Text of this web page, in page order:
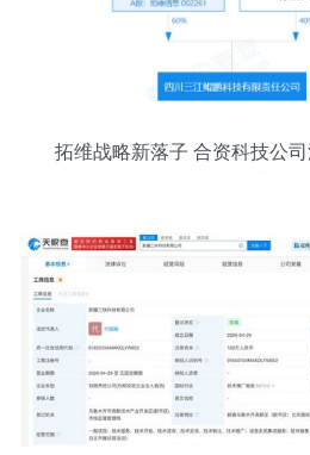
拓维战略新落子 合资科技公